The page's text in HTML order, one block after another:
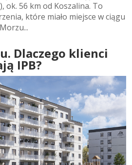
ok. 56 km od Koszalina. To
które miało miejsce w ciągu
Dlaczego klienci
IPB?